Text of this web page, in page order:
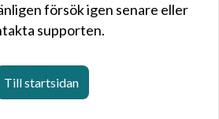
försök igen senare eller
supporten.
Till startsidan